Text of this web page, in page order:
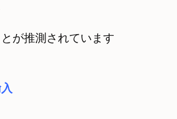
が推測されています